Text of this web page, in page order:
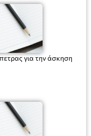
για την άσκηση